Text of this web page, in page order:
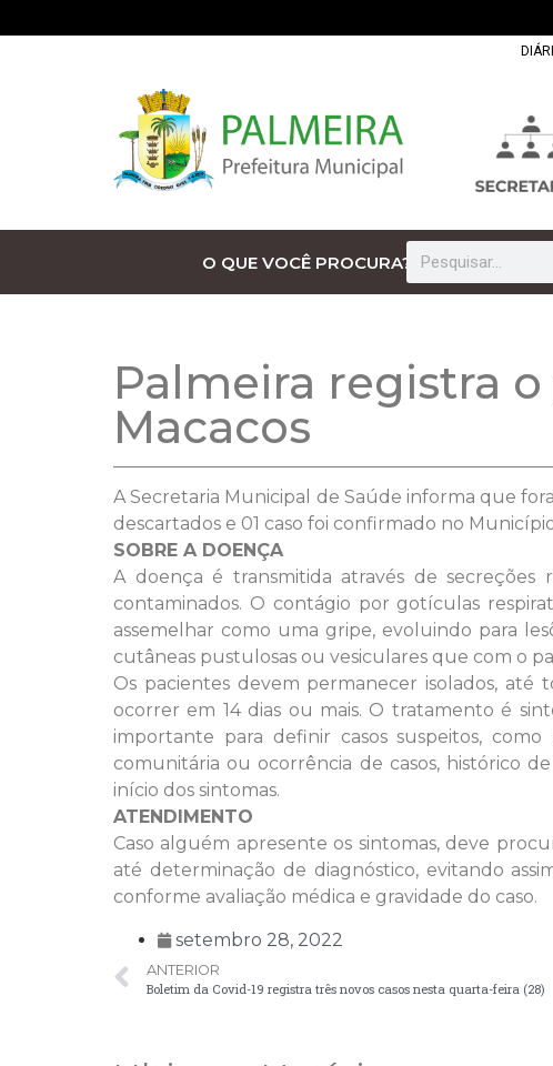
O QUE VOCÊ PROCURA?
Palmeira registra
Macacos
A Secretaria Municipal de Saúde informa que
descartados e 01 caso foi confirmado no
SOBRE A DOENÇA
A doença é transmitida através de secreções
contaminados. O contágio por gotículas
assemelhar como uma gripe, evoluindo para
cutâneas pustulosas ou vesiculares que com o
Os pacientes devem permanecer isolados, até
ocorrer em 14 dias ou mais. O tratamento é
importante para definir casos suspeitos,
comunitária ou ocorrência de casos, histórico
início dos sintomas.
ATENDIMENTO
Caso alguém apresente os sintomas, deve
até determinação de diagnóstico, evitando
conforme avaliação médica e gravidade do caso.
setembro 28, 2022
ANTERIOR
Boletim da Covid-19 registra três novos casos nesta quarta-feira (28)